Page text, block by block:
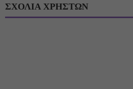
ΣΧΟΛΙΑ ΧΡΗΣΤΩΝ